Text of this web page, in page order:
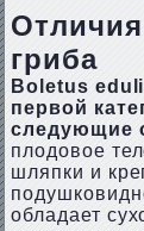
гриба
Boletus
первой
следующие
плодовое
шляпки и
обладает